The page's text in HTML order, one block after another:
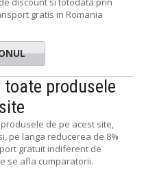
gratis in Romania
produsele
de pe acest site,
pe langa reducerea de 8%
gratuit indiferent de
se afla cumparatorii.